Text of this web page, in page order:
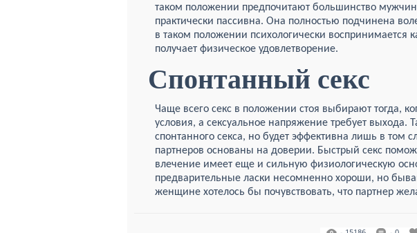
таком положении предпочитают большинство
практически пассивна. Она полностью подчинена
в таком положении психологически воспринимается
получает физическое удовлетворение.
Спонтанный секс
Чаще всего секс в положении стоя выбирают тогда,
условия, а сексуальное напряжение требует выхода.
спонтанного секса, но будет эффективна лишь в том
партнеров основаны на доверии. Быстрый секс
влечение имеет еще и сильную физиологическую
предварительные ласки несомненно хороши, но
женщине хотелось бы почувствовать, что партнер